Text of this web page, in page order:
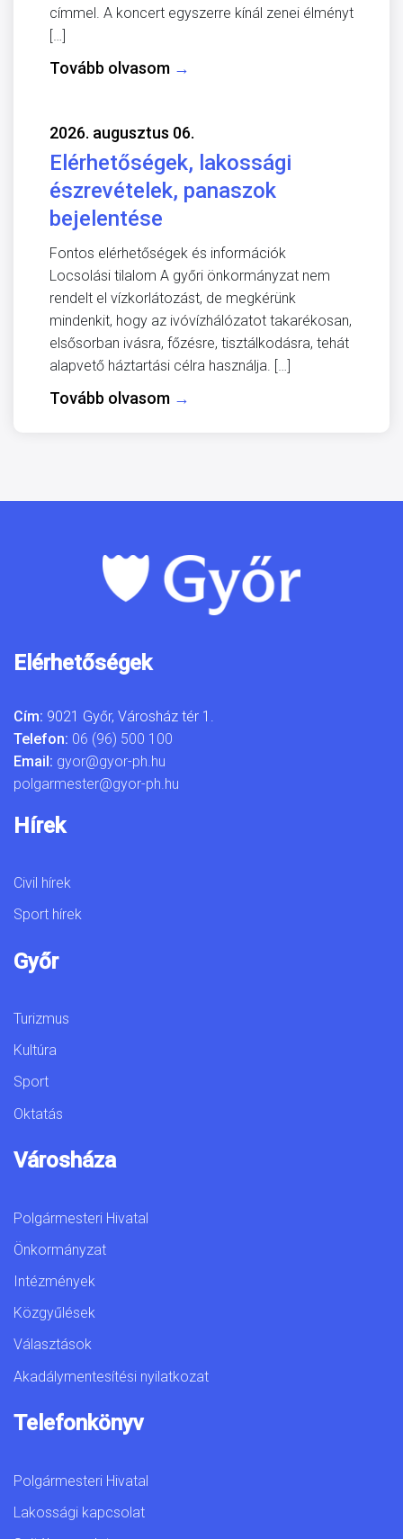
címmel. A koncert egyszerre kínál zenei élményt
[…]
Tovább olvasom →
2026. augusztus 06.
Elérhetőségek, lakossági
észrevételek, panaszok
bejelentése
Fontos elérhetőségek és információk
Locsolási tilalom A győri önkormányzat nem
rendelt el vízkorlátozást, de megkérünk
mindenkit, hogy az ivóvízhálózatot takarékosan,
elsősorban ivásra, főzésre, tisztálkodásra, tehát
alapvető háztartási célra használja. […]
Tovább olvasom →
Elérhetőségek
Cím: 9021 Győr, Városház tér 1.
Telefon: 06 (96) 500 100
Email: gyor@gyor-ph.hu
polgarmester@gyor-ph.hu
Hírek
Civil hírek
Sport hírek
Győr
Turizmus
Kultúra
Sport
Oktatás
Városháza
Polgármesteri Hivatal
Önkormányzat
Intézmények
Közgyűlések
Választások
Akadálymentesítési nyilatkozat
Telefonkönyv
Polgármesteri Hivatal
Lakossági kapcsolat